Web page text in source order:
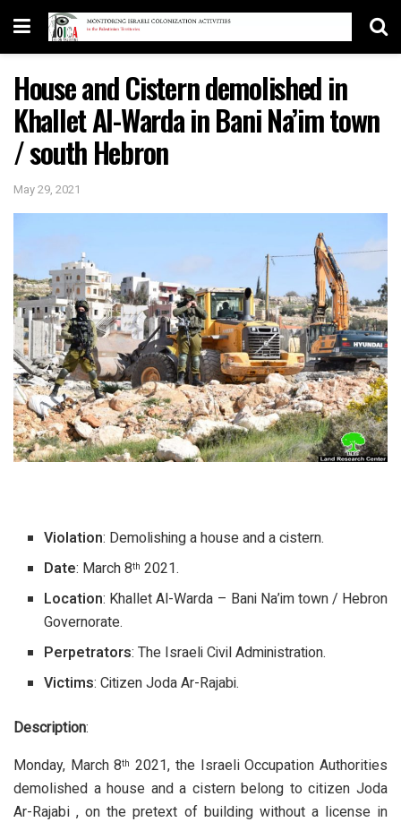
House and Cistern demolished in
Khallet Al-Warda in Bani Na’im town
/ south Hebron
May 29, 2021
Violation: Demolishing a house and a cistern.
Date: March 8th 2021.
Location: Khallet Al-Warda – Bani Na’im town / Hebron
Governorate.
Perpetrators: The Israeli Civil Administration.
Victims: Citizen Joda Ar-Rajabi.
Description:
Monday, March 8th
2021, the Israeli Occupation Authorities
demolished a house and a cistern belong to citizen Joda
Ar-Rajabi , on the pretext of building without a license in